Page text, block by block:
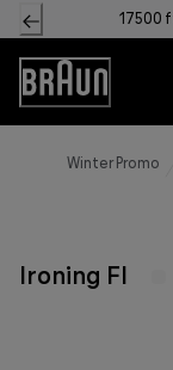
Skip
to
Content
17500
Accessibility
Statement
Winter Promo
Ironing FI